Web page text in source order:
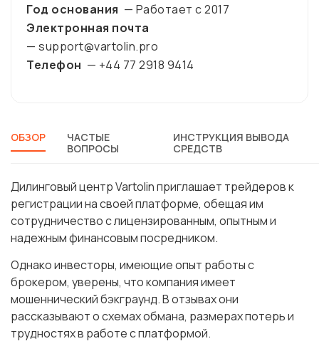
Год основания — Работает с2017
Электронная почта
— support@vartolin.pro
Телефон — +44 77 2918 9414
ОБЗОР
ЧАСТЫЕ
ВОПРОСЫ
ИНСТРУКЦИЯ ВЫВОДА
СРЕДСТВ
Дилинговый центр Vartolin приглашает трейдеров к
регистрации на своей платформе, обещая им
сотрудничество с лицензированным, опытным и
надежным финансовым посредником.
Однако инвесторы, имеющие опыт работы с
брокером, уверены, что компания имеет
мошеннический бэкграунд. В отзывах они
рассказывают о схемах обмана, размерах потерь и
трудностях в работе с платформой.